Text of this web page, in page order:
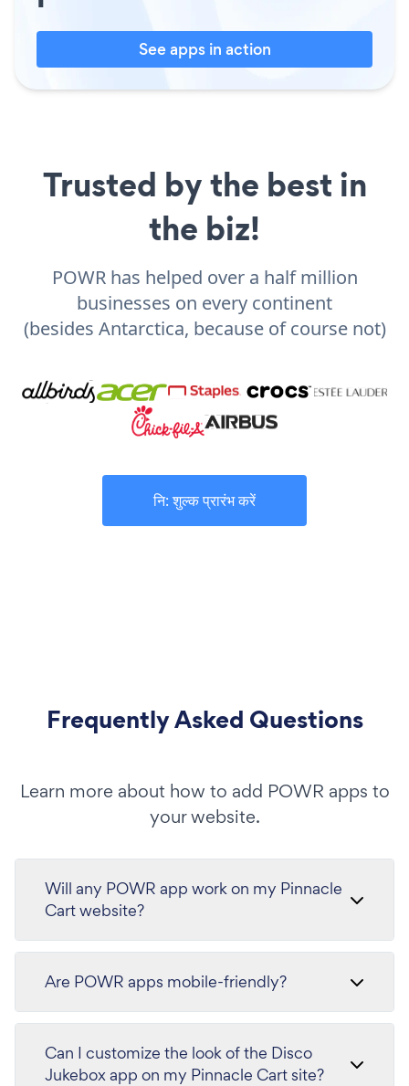
See apps in action
Trusted by the best in
the biz!
POWR has helped over a half million
businesses on every continent
(besides Antarctica, because of course not)
नि: शुल्क प्रारंभ करें
Frequently Asked Questions
Learn more about how to add POWR apps to
your website.
Will any POWR app work on my Pinnacle
Cart website?
Are POWR apps mobile-friendly?
Can I customize the look of the Disco
Jukebox app on my Pinnacle Cart site?